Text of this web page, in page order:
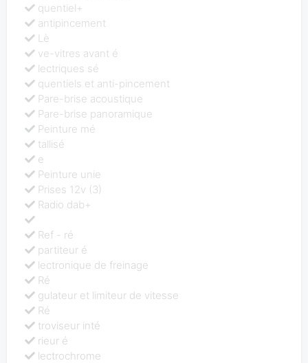
quentiel+
antipincement
Lè
ve-vitres avant é
lectriques sé
quentiels et anti-pincement
Pare-brise acoustique
Pare-brise panoramique
Peinture mé
tallisé
e
Peinture unie
Prises 12v (3)
Radio dab+
Ref - ré
partiteur é
lectronique de freinage
Ré
gulateur et limiteur de vitesse
Ré
troviseur inté
rieur é
lectrochrome